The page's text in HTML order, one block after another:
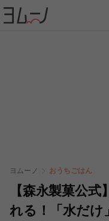
ヨムーノ おうちごはん
【森永製菓公
れる！「水だけ